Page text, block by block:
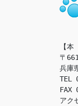
【本
〒
兵庫
TEL
FAX
アク